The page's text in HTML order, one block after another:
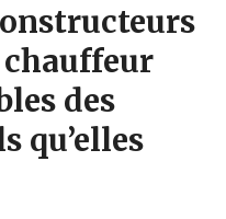
des
qu’elles